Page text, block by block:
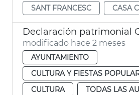
SANT FRANCESC CASA
modificado hace 2 meses
AYUNTAMIENTO
CULTURA Y FIESTAS
CULTURA
TODAS LAS